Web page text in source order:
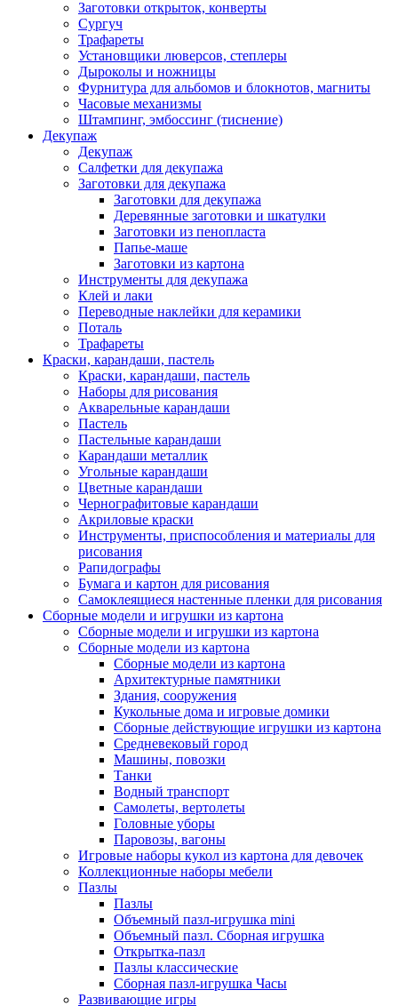
Заготовки открыток, конверты
Сургуч
Трафареты
Установщики люверсов, степлеры
Дыроколы и ножницы
Фурнитура для альбомов и блокнотов, магниты
Часовые механизмы
Штампинг, эмбоссинг (тиснение)
Декупаж
Декупаж
Салфетки для декупажа
Заготовки для декупажа
Заготовки для декупажа
Деревянные заготовки и шкатулки
Заготовки из пенопласта
Папье-маше
Заготовки из картона
Инструменты для декупажа
Клей и лаки
Переводные наклейки для керамики
Поталь
Трафареты
Краски, карандаши, пастель
Краски, карандаши, пастель
Наборы для рисования
Акварельные карандаши
Пастель
Пастельные карандаши
Карандаши металлик
Угольные карандаши
Цветные карандаши
Чернографитовые карандаши
Акриловые краски
Инструменты, приспособления и материалы для
рисования
Рапидографы
Бумага и картон для рисования
Самоклеящиеся настенные пленки для рисования
Сборные модели и игрушки из картона
Сборные модели и игрушки из картона
Сборные модели из картона
Сборные модели из картона
Архитектурные памятники
Здания, сооружения
Кукольные дома и игровые домики
Сборные действующие игрушки из картона
Средневековый город
Машины, повозки
Танки
Водный транспорт
Самолеты, вертолеты
Головные уборы
Паровозы, вагоны
Игровые наборы кукол из картона для девочек
Коллекционные наборы мебели
Пазлы
Пазлы
Объемный пазл-игрушка mini
Объемный пазл. Сборная игрушка
Открытка-пазл
Пазлы классические
Сборная пазл-игрушка Часы
Развивающие игры